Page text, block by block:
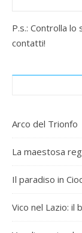
P.s.: Controlla
contatti!
Arco del Trionfo
La maestosa
Il paradiso in
Vico nel Lazio: il